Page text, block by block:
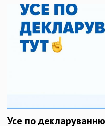
Усе по декларуванню